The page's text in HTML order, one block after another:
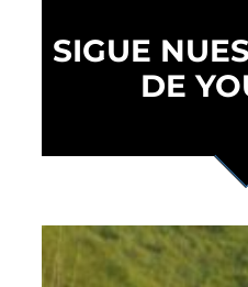
SIGUE
DE